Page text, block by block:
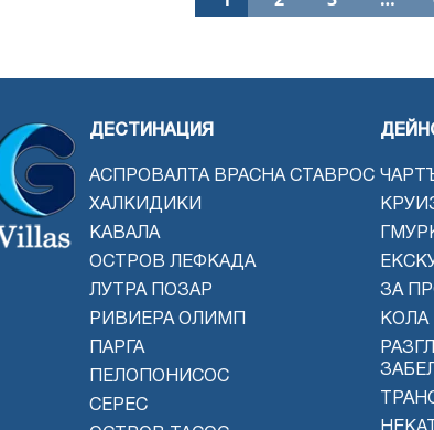
ДЕСТИНАЦИЯ
АСПРОВАЛТА ВРАСНА СТАВРОС
ХАЛКИДИКИ
КАВАЛА
ОСТРОВ ЛЕФКАДА
ЛУТРА ПОЗАР
РИВИЕРА ОЛИМП
ПАРГА
ПЕЛОПОНИСОС
СЕРЕС
ЗА